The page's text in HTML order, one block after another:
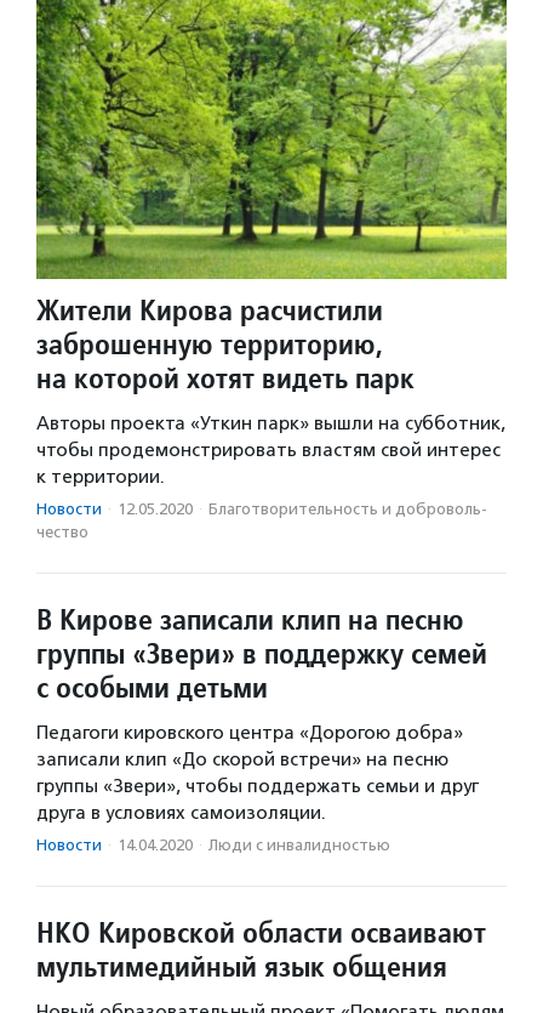
Жители Кирова расчистили
заброшенную территорию,
на которой хотят видеть парк
Авторы проекта «Уткин парк» вышли на субботник,
чтобы продемонстрировать властям свой интерес
к территории.
Новости · 12.05.2020 · Благотвори­тель­ность и доброволь­
чест­во
В Кирове записали клип на песню
группы «Звери» в поддержку семей
с особыми детьми
Педагоги кировского центра «Дорогою добра»
записали клип «До скорой встречи» на песню
группы «Звери», чтобы поддержать семьи и друг
друга в условиях самоизоляции.
Новости · 14.04.2020 · Люди с инвалидностью
НКО Кировской области осваивают
мультимедийный язык общения